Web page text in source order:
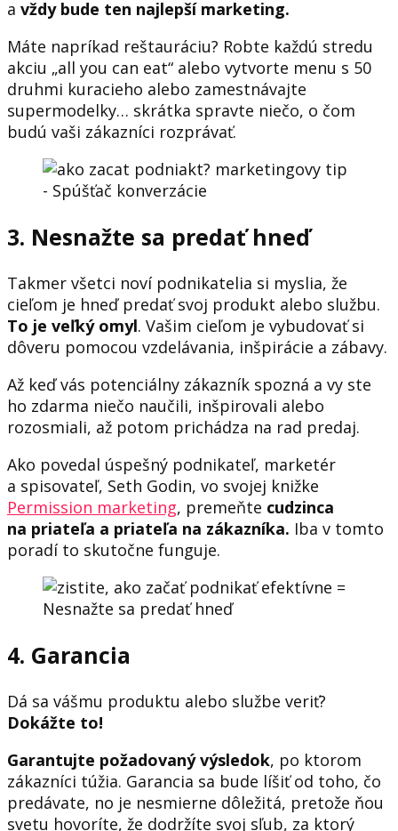
a vždy bude ten najlepší marketing.
Máte napríkad reštauráciu? Robte každú stredu
akciu „all you can eat“ alebo vytvorte menu s 50
druhmi kuracieho alebo zamestnávajte
supermodelky… skrátka spravte niečo, o čom
budú vaši zákazníci rozprávať.
3. Nesnažte sa predať hneď
Takmer všetci noví podnikatelia si myslia, že
cieľom je hneď predať svoj produkt alebo službu.
To je veľký omyl. Vašim cieľom je vybudovať si
dôveru pomocou vzdelávania, inšpirácie a zábavy.
Až keď vás potenciálny zákazník spozná a vy ste
ho zdarma niečo naučili, inšpirovali alebo
rozosmiali, až potom prichádza na rad predaj.
Ako povedal úspešný podnikateľ, marketér
a spisovateľ, Seth Godin, vo svojej knižke
Permission marketing, premeňte cudzinca
na priateľa a priateľa na zákazníka. Iba v tomto
poradí to skutočne funguje.
4. Garancia
Dá sa vášmu produktu alebo službe veriť?
Dokážte to!
Garantujte požadovaný výsledok, po ktorom
zákazníci túžia. Garancia sa bude líšiť od toho, čo
predávate, no je nesmierne dôležitá, pretože ňou
svetu hovoríte, že dodržíte svoj sľub, za ktorý